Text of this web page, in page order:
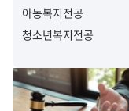
아동복지전공
청소년복지전공